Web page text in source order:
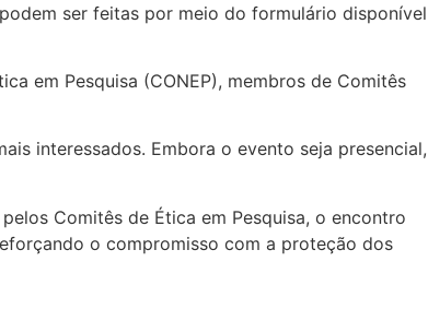
ser feitas por meio do formulário disponível
em Pesquisa (CONEP), membros de Comitês
interessados. Embora o evento seja presencial,
Comitês de Ética em Pesquisa, o encontro
o compromisso com a proteção dos